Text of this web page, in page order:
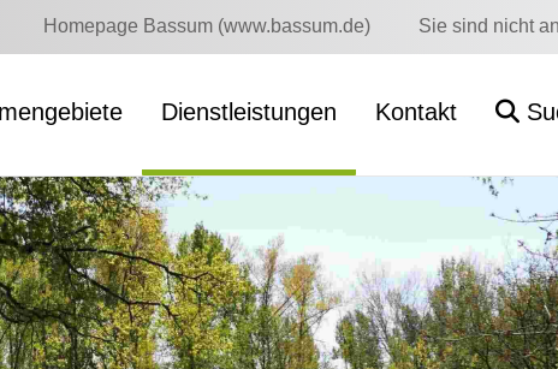
Homepage Bassum (www.bassum.de) Sie sind nicht
Dienstleistungen Kontakt